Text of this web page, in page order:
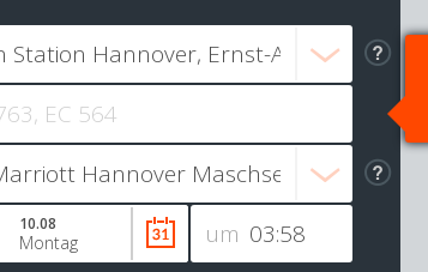
um
10.08
Montag